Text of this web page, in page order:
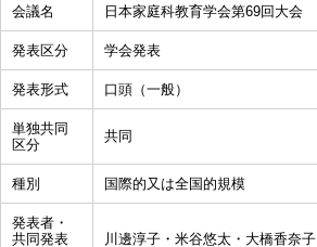
会議名 日本家庭科教育学会第69回大会
発表区分 学会発表
発表形式 口頭（一般）
単独共同
区分
共同
種別 国際的又は全国的規模
発表者・
共同発表
川邊淳子・米谷悠太・大橋香奈子